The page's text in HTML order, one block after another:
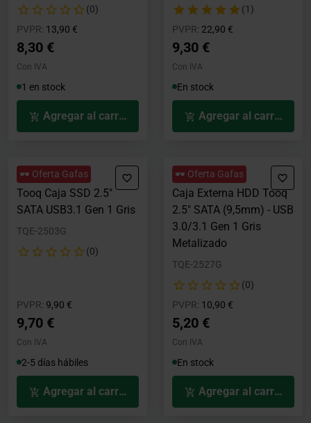
(0)
PVPR: Precio rebajado desde
13,90 €
8,30 €
Con IVA
1 en stock
Agregar al carrito
(1)
PVPR: Precio rebajado desde
22,90 €
9,30 €
Con IVA
En stock
Agregar al carrito
🕶️ Oferta Gafas
Tooq Caja SSD 2.5"
SATA USB3.1 Gen 1 Gris
TQE-2503G
(0)
PVPR: Precio rebajado desde
9,90 €
9,70 €
Con IVA
2-5 días hábiles
Agregar al carrito
🕶️ Oferta Gafas
Caja Externa HDD Tooq
2.5" SATA (9,5mm) - USB
3.0/3.1 Gen 1 Gris
Metalizado
TQE-2527G
(0)
PVPR: Precio rebajado desde
10,90 €
5,20 €
Con IVA
En stock
Agregar al carrito